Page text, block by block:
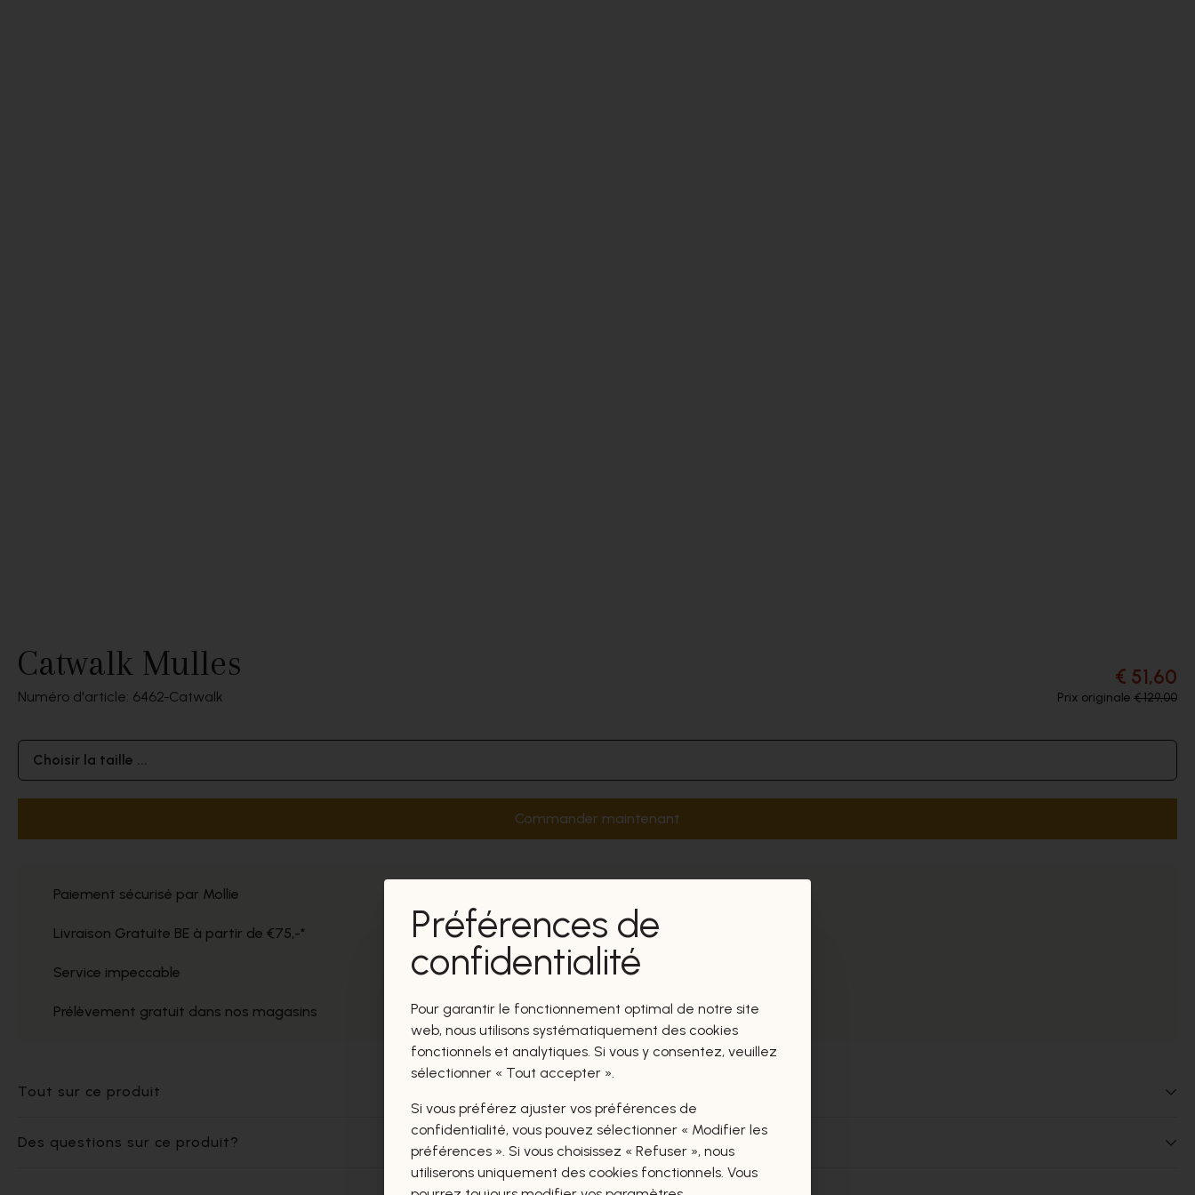
Catwalk Mulles
Numéro d'article: 6462 Catwalk
€ 51,60
Prix originale € 129,00
Choisir la taille ...
Commander maintenant
Paiement sécurisé par Mollie
Livraison Gratuite BE à partir de €75,-*
Service impeccable
Prélèvement gratuit dans nos magasins
Tout sur ce produit
Des questions sur ce produit?
Préférences de
confidentialité
Pour garantir le fonctionnement optimal de notre site
web, nous utilisons systématiquement des cookies
fonctionnels et analytiques. Si vous y consentez, veuillez
sélectionner « Tout accepter ».
Si vous préférez ajuster vos préférences de
confidentialité, vous pouvez sélectionner « Modifier les
préférences ». Si vous choisissez « Refuser », nous
utiliserons uniquement des cookies fonctionnels. Vous